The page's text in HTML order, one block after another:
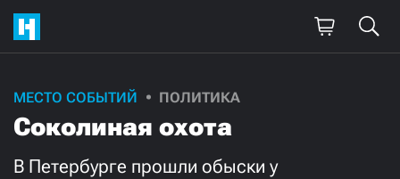
МЕСТО СОБЫТИЙ ПОЛИТИКА
Соколиная охота
В Петербурге прошли обыски у
Поддержите
нашу работу!
Ежемесячно Разово